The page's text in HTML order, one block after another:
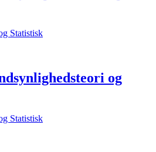
Statistisk
og
Statistisk